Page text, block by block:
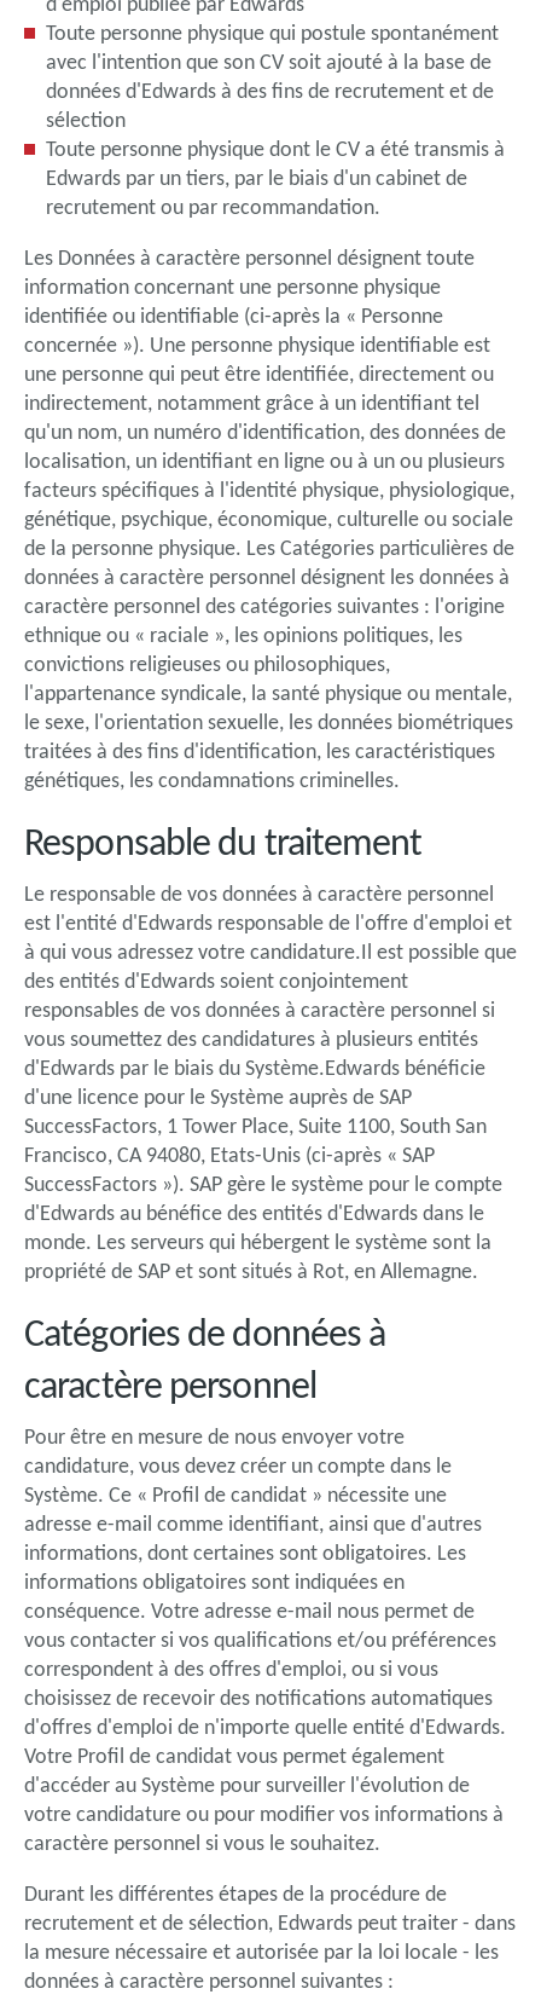
Toute personne physique qui postule spontanément
avec l'intention que son CV soit ajouté à la base de
données d'Edwards à des fins de recrutement et de
sélection
Toute personne physique dont le CV a été transmis à
Edwards par un tiers, par le biais d'un cabinet de
recrutement ou par recommandation.
Les Données à caractère personnel désignent toute
information concernant une personne physique
identifiée ou identifiable (ci-après la « Personne
concernée »). Une personne physique identifiable est
une personne qui peut être identifiée, directement ou
indirectement, notamment grâce à un identifiant tel
qu'un nom, un numéro d'identification, des données de
localisation, un identifiant en ligne ou à un ou plusieurs
facteurs spécifiques à l'identité physique, physiologique,
génétique, psychique, économique, culturelle ou sociale
de la personne physique. Les Catégories particulières de
données à caractère personnel désignent les données à
caractère personnel des catégories suivantes : l'origine
ethnique ou « raciale », les opinions politiques, les
convictions religieuses ou philosophiques,
l'appartenance syndicale, la santé physique ou mentale,
le sexe, l'orientation sexuelle, les données biométriques
traitées à des fins d'identification, les caractéristiques
génétiques, les condamnations criminelles.
Responsable du traitement
Le responsable de vos données à caractère personnel
est l'entité d'Edwards responsable de l'offre d'emploi et
à qui vous adressez votre candidature.Il est possible que
des entités d'Edwards soient conjointement
responsables de vos données à caractère personnel si
vous soumettez des candidatures à plusieurs entités
d'Edwards par le biais du Système.Edwards bénéficie
d'une licence pour le Système auprès de SAP
SuccessFactors, 1 Tower Place, Suite 1100, South San
Francisco, CA 94080, Etats-Unis (ci-après « SAP
SuccessFactors »). SAP gère le système pour le compte
d'Edwards au bénéfice des entités d'Edwards dans le
monde. Les serveurs qui hébergent le système sont la
propriété de SAP et sont situés à Rot, en Allemagne.
Catégories de données à
caractère personnel
Pour être en mesure de nous envoyer votre
candidature, vous devez créer un compte dans le
Système. Ce « Profil de candidat » nécessite une
adresse e-mail comme identifiant, ainsi que d'autres
informations, dont certaines sont obligatoires. Les
informations obligatoires sont indiquées en
conséquence. Votre adresse e-mail nous permet de
vous contacter si vos qualifications et/ou préférences
correspondent à des offres d'emploi, ou si vous
choisissez de recevoir des notifications automatiques
d'offres d'emploi de n'importe quelle entité d'Edwards.
Votre Profil de candidat vous permet également
d'accéder au Système pour surveiller l'évolution de
votre candidature ou pour modifier vos informations à
caractère personnel si vous le souhaitez.
Durant les différentes étapes de la procédure de
recrutement et de sélection, Edwards peut traiter - dans
la mesure nécessaire et autorisée par la loi locale - les
données à caractère personnel suivantes :